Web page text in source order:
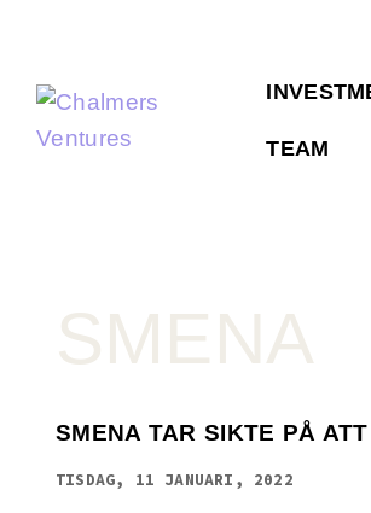
TEAM
SMENA
SMENA TAR SIKTE PÅ
TISDAG, 11 JANUARI, 2022